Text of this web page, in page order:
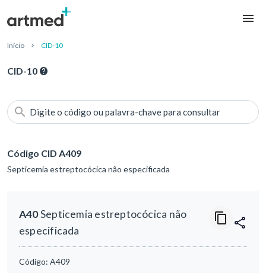
Início CID-10
CID-10
Digite o código ou palavra-chave para consultar
Código CID A409
Septicemia estreptocócica não especificada
A40Septicemia estreptocócica não
especificada
Código: A409